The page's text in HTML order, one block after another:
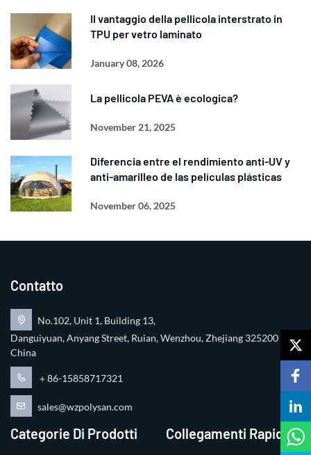
Il vantaggio della pellicola interstrato in
TPU per vetro laminato
January 08, 2026
La pellicola PEVA è ecologica?
November 21, 2025
Diferencia entre el rendimiento anti-UV y
anti-amarilleo de las películas plásticas
November 06, 2025
Contatto
No.102, Unit 1, Building 13,
Danguiyuan, Anyang Street, Ruian, Wenzhou, Zhejiang 325200
China
＋86-15858717321
sales@wzpolysan.com
Categorie Di Prodotti Collegamenti Rapidi